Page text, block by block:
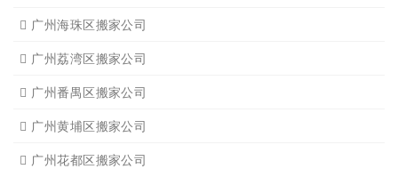
广州海珠区搬家公司
广州荔湾区搬家公司
广州番禺区搬家公司
广州黄埔区搬家公司
广州花都区搬家公司